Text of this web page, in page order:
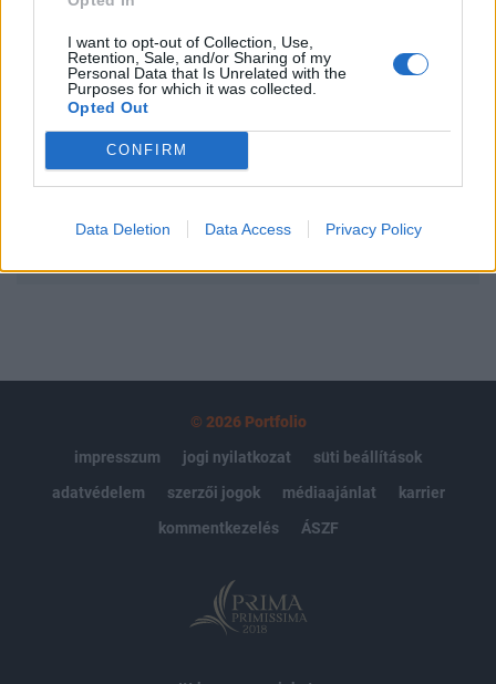
I want to opt-out of Collection, Use,
Retention, Sale, and/or Sharing of my
Personal Data that Is Unrelated with the
Purposes for which it was collected.
Opted Out
CONFIRM
Data Deletion Data Access Privacy Policy
Portfolio.hu teljes cikkarchívum
Kötéslisták: BÉT elmúlt 2 év napon belüli
kötéslistái
Előfizetés
© 2026 Portfolio
impresszum
jogi nyilatkozat
süti beállítások
adatvédelem
szerzői jogok médiaajánlat
karrier
kommentkezelés
ÁSZF